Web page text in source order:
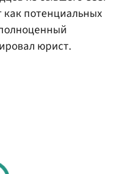
потенциальных
юрист.